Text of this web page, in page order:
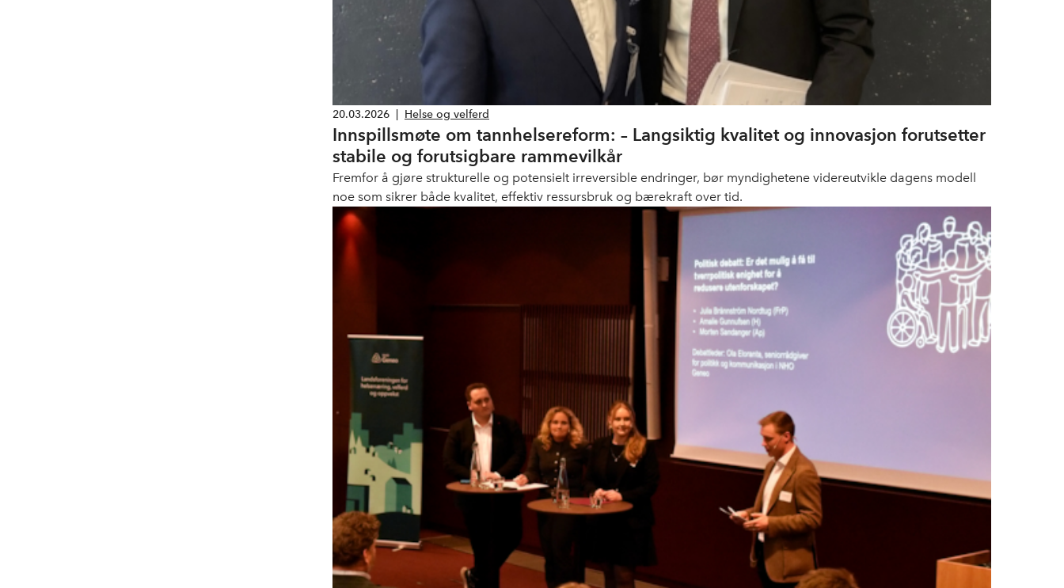
20.03.2026 Helse og velferd
Innspillsmøte om tannhelsereform: – Langsiktig kvalitet og innovasjon forutsetter
stabile og forutsigbare rammevilkår
Fremfor å gjøre strukturelle og potensielt irreversible endringer, bør myndighetene videreutvikle dagens modell
noe som sikrer både kvalitet, effektiv ressursbruk og bærekraft over tid.